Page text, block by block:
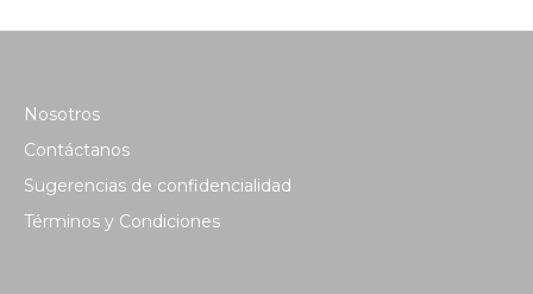
Nosotros
Contáctanos
Sugerencias de confidencialidad
Términos y Condiciones